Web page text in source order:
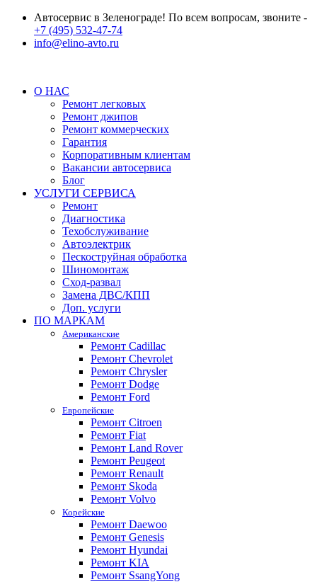
Автосервис в Зеленограде! По всем вопросам, звоните -
+7 (495) 532-47-74
info@elino-avto.ru
О НАС
Ремонт легковых
Ремонт джипов
Ремонт коммерческих
Гарантия
Корпоративным клиентам
Вакансии автосервиса
Блог
УСЛУГИ СЕРВИСА
Ремонт
Диагностика
Техобслуживание
Автоэлектрик
Пескоструйная обработка
Шиномонтаж
Сход-развал
Замена ДВС/КПП
Доп. услуги
ПО МАРКАМ
Американские
Ремонт Cadillac
Ремонт Chevrolet
Ремонт Chrysler
Ремонт Dodge
Ремонт Ford
Европейские
Ремонт Citroen
Ремонт Fiat
Ремонт Land Rover
Ремонт Peugeot
Ремонт Renault
Ремонт Skoda
Ремонт Volvo
Корейские
Ремонт Daewoo
Ремонт Genesis
Ремонт Hyundai
Ремонт KIA
Ремонт SsangYong